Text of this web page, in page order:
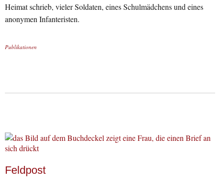
Heimat schrieb, vieler Soldaten, eines Schulmädchens und eines
anonymen Infanteristen.
Publikationen
Feldpost